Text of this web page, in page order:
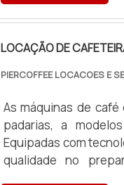
LOCAÇÃO DE
PIERCOFFEE LOCACOES E
As máquinas de
padarias, a
Equipadas com
qualidade no